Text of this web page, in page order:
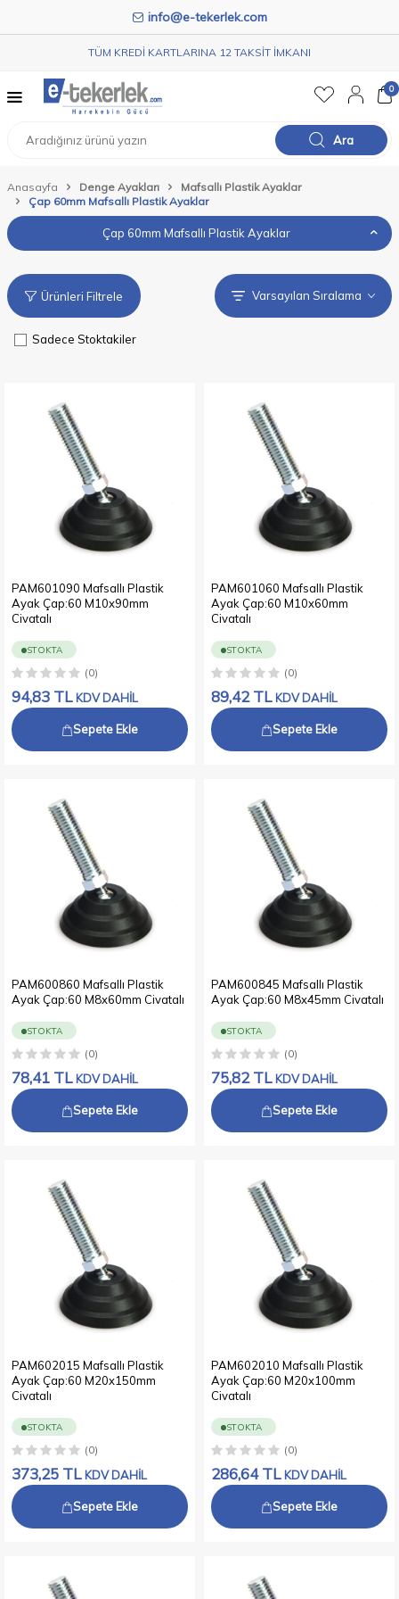
info@e-tekerlek.com
TÜM KREDİ KARTLARINA 12 TAKSİT İMKANI
Ara
0
Anasayfa Denge Ayakları
Mafsallı Plastik Ayaklar
Çap 60mm Mafsallı Plastik Ayaklar
Çap 60mm Mafsallı Plastik Ayaklar
Ürünleri Filtrele
Sadece Stoktakiler
PAM601090 Mafsallı Plastik
Ayak Çap:60 M10x90mm
Civatalı
STOKTA
(0)
94,83 TL KDV DAHİL
Sepete Ekle
PAM601060 Mafsallı Plastik
Ayak Çap:60 M10x60mm
Civatalı
STOKTA
(0)
89,42TL KDV DAHİL
Sepete Ekle
PAM600860 Mafsallı Plastik
Ayak Çap:60 M8x60mm Civatalı
STOKTA
(0)
78,41 TL KDV DAHİL
Sepete Ekle
PAM600845 Mafsallı Plastik
Ayak Çap:60 M8x45mm Civatalı
STOKTA
(0)
75,82TL KDV DAHİL
Sepete Ekle
PAM602015 Mafsallı Plastik
Ayak Çap:60 M20x150mm
Civatalı
STOKTA
(0)
373,25 TL KDV DAHİL
Sepete Ekle
PAM602010 Mafsallı Plastik
Ayak Çap:60 M20x100mm
Civatalı
STOKTA
(0)
286,64TL KDV DAHİL
Sepete Ekle